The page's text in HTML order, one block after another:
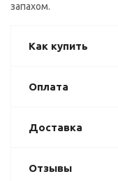
запахом.
Как купить
Оплата
Доставка
Отзывы